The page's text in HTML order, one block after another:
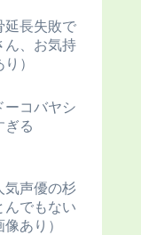
延長失敗で
ん、お気持
）
ーコバヤシ
ぎる
気声優の杉
んでもない
あり）